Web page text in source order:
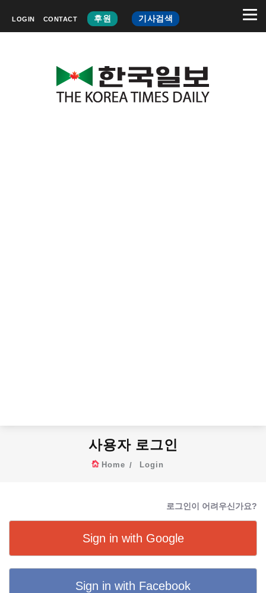
LOGIN CONTACT 후원 기사검색
사용자 로그인
Home Login
로그인이 어려우신가요?
Sign in with Google
Sign in with Facebook